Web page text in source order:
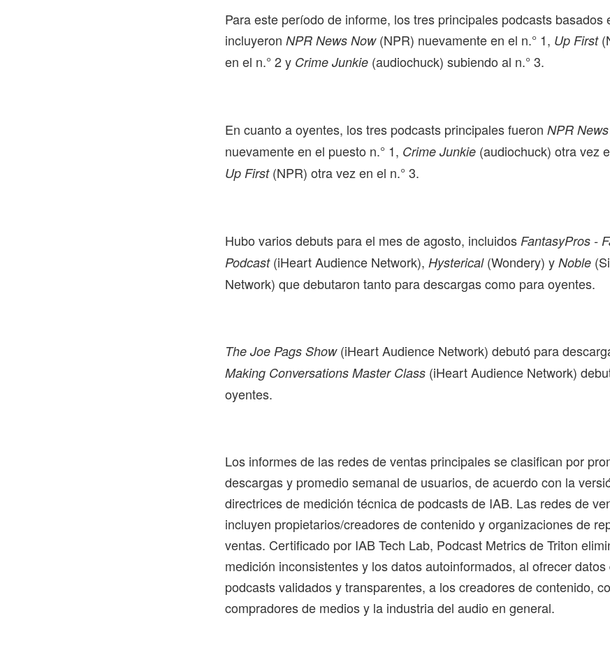
Para este período de informe, los tres principales podcasts basados
incluyeron NPR News Now(NPR) nuevamente en el n.° 1, Up First
en el n.° 2 y Crime Junkie (audiochuck) subiendo al n.° 3.
En cuanto a oyentes, los tres podcasts principales fueron NPR
nuevamente en el puesto n.° 1, Crime Junkie (audiochuck) otra vez
Up First(NPR) otra vez en el n.° 3.
Hubo varios debuts para el mes de agosto, incluidos FantasyPros -
Podcast(iHeart Audience Network), Hysterical (Wondery) y Noble
Network) que debutaron tanto para descargas como para oyentes.
The Joe Pags Show(iHeart Audience Network) debutó para
Making Conversations Master Class (iHeart Audience Network)
oyentes.
Los informes de las redes de ventas principales se clasifican por
descargas y promedio semanal de usuarios, de acuerdo con la
directrices de medición técnica de podcasts de IAB. Las redes de
incluyen propietarios/creadores de contenido y organizaciones de
ventas. Certificado por IAB Tech Lab, Podcast Metrics de Triton
medición inconsistentes y los datos autoinformados, al ofrecer
podcasts validados y transparentes, a los creadores de contenido,
compradores de medios y la industria del audio en general.